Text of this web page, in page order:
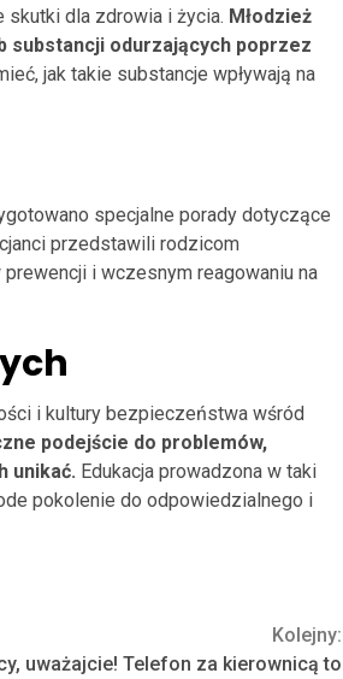
skutki dla zdrowia i życia. Młodzież
substancji odurzających poprzez
jak takie substancje wpływają na
specjalne porady dotyczące
przedstawili rodzicom
i wczesnym reagowaniu na
i kultury bezpieczeństwa wśród
podejście do problemów,
unikać. Edukacja prowadzona w taki
pokolenie do odpowiedzialnego i
Kolejny:
uważajcie! Telefon za kierownicą to